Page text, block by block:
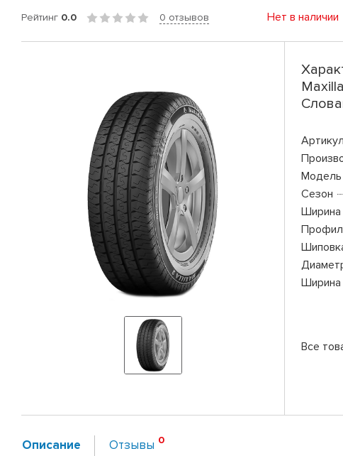
Рейтинг 0.0 0 отзывов Нет в наличии
Артикул
Модель
Сезон
Ширина
Все
Описание Отзывы